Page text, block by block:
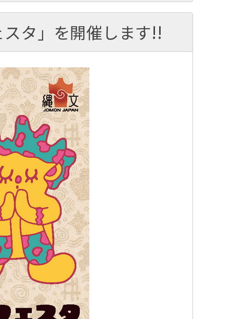
タ」を開催します!!